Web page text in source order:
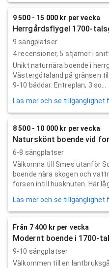
9 500 - 15 000 kr per vecka
Herrgårdsflygel 1700-
9 sängplatser
4recensioner, 5 stjärnor i
Unikt naturnära boende i
Västergötaland på gränsen
9-10 bäddar. Entreplan, 3 so...
Läs mer och se
8 500 - 10 000 kr per vecka
Naturskönt boende vid
6-8 sängplatser
Välkomna till Smes utanför
boende nära skogen och
forsen intill husknuten. Här låg
Läs mer och se
Från 7 400 kr per vecka
Modernt boende i 1700-
9-10 sängplatser
Välkommen till en